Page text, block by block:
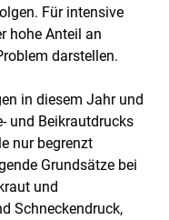
Für intensive
hohe Anteil an
darstellen.
in diesem Jahr und
und Beikrautdrucks
nur begrenzt
Grundsätze bei
und
Schneckendruck,